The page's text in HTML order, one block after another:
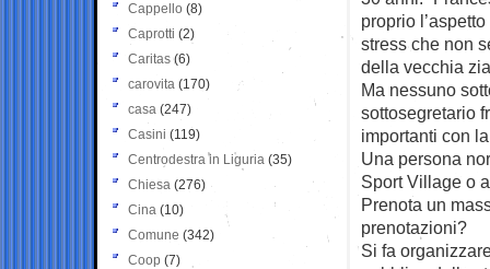
proprio
stress che non
della vecchia
Ma nessuno
sottosegretario
importanti con
Una persona
Sport Village o
Prenota un
prenotazioni?
Si fa
Cappello (8)
Caprotti (2)
Caritas (6)
carovita (170)
casa (247)
Casini (119)
Centrodestra in Liguria (35)
Chiesa (276)
Cina (10)
Comune (342)
Coop (7)